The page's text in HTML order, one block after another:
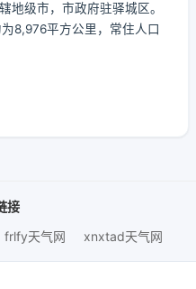
地级市，市政府驻驿城区。
8,976平方公里，常住人口
接
frlfy天气网 xnxtad天气网